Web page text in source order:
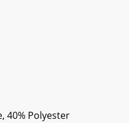
40% Polyester